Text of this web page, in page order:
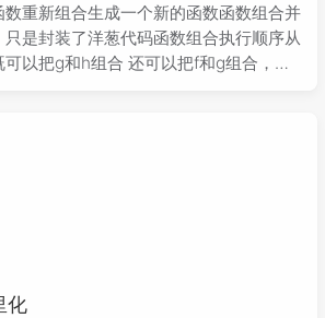
重新组合生成一个新的函数函数组合并
是封装了洋葱代码函数组合执行顺序从
以把g和h组合 还可以把f和g组合，结
化